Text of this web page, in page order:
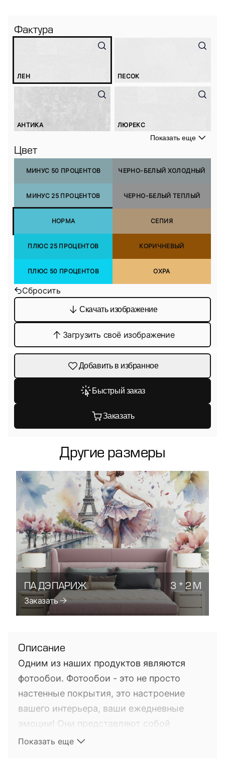
Фактура
ЛЕН ПЕСОК
АНТИКА ЛЮРЕКС
Показать еще
Цвет
МИНУС 50 ПРОЦЕНТОВ
МИНУС 25 ПРОЦЕНТОВ
НОРМА
ПЛЮС 25 ПРОЦЕНТОВ
ПЛЮС 50 ПРОЦЕНТОВ
ЧЕРНО-БЕЛЫЙ ХОЛОДНЫЙ
ЧЕРНО-БЕЛЫЙ ТЕПЛЫЙ
СЕПИЯ
КОРИЧНЕВЫЙ
ОХРА
Сбросить
Скачать изображение
Загрузить своё изображение
Добавить в избранное
Быстрый заказ
Заказать
Другие размеры
ПА ДЭ ПАРИЖ 3 * 2 М
Заказать
Описание
Одним из наших продуктов являются
фотообои. Фотообои - это не просто
настенные покрытия, это настроение
вашего интерьера, ваши ежедневные
эмоции! Они представляют собой
фотопечать на настенных покрытиях. Это
Показать еще